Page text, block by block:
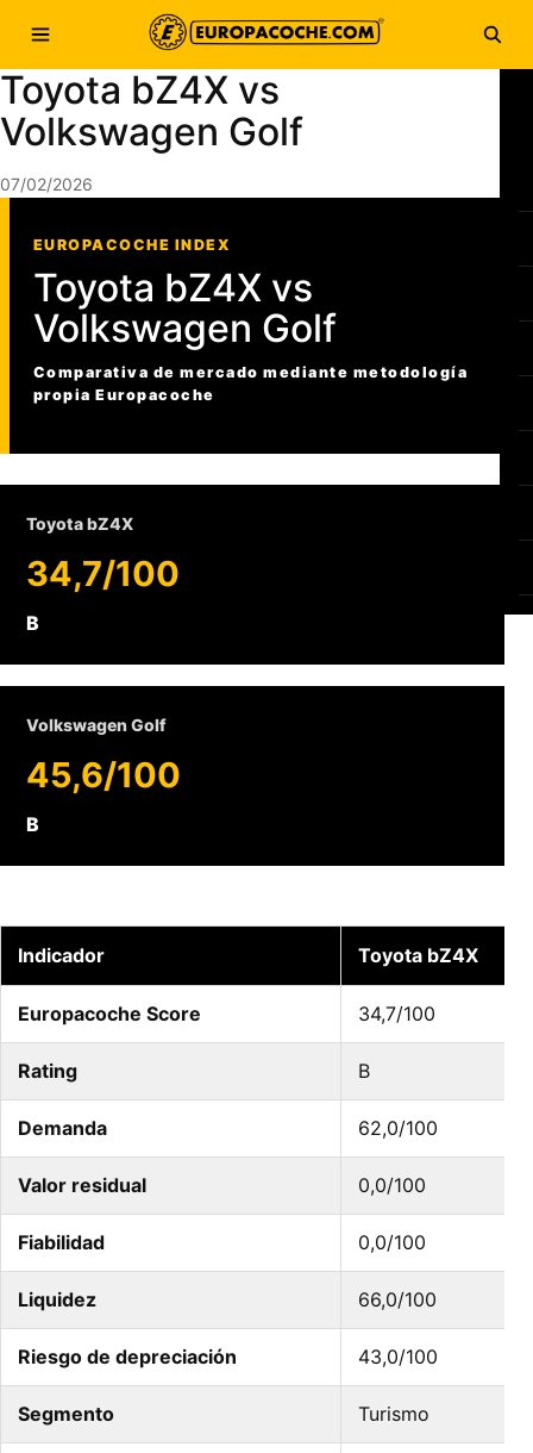
Saltar al contenido
Abrir menú
Toyota bZ4X vs
Volkswagen Golf
07/02/2026
EUROPACOCHE INDEX
Toyota bZ4X vs
Volkswagen Golf
Comparativa de mercado mediante metodología
propia Europacoche
Toyota bZ4X
34,7/100
B
Volkswagen Golf
45,6/100
B
Indicador Toyota bZ4X
Europacoche Score 34,7/100
Rating B
Demanda 62,0/100
Valor residual 0,0/100
Fiabilidad 0,0/100
Liquidez 66,0/100
Riesgo de depreciación 43,0/100
Segmento Turismo